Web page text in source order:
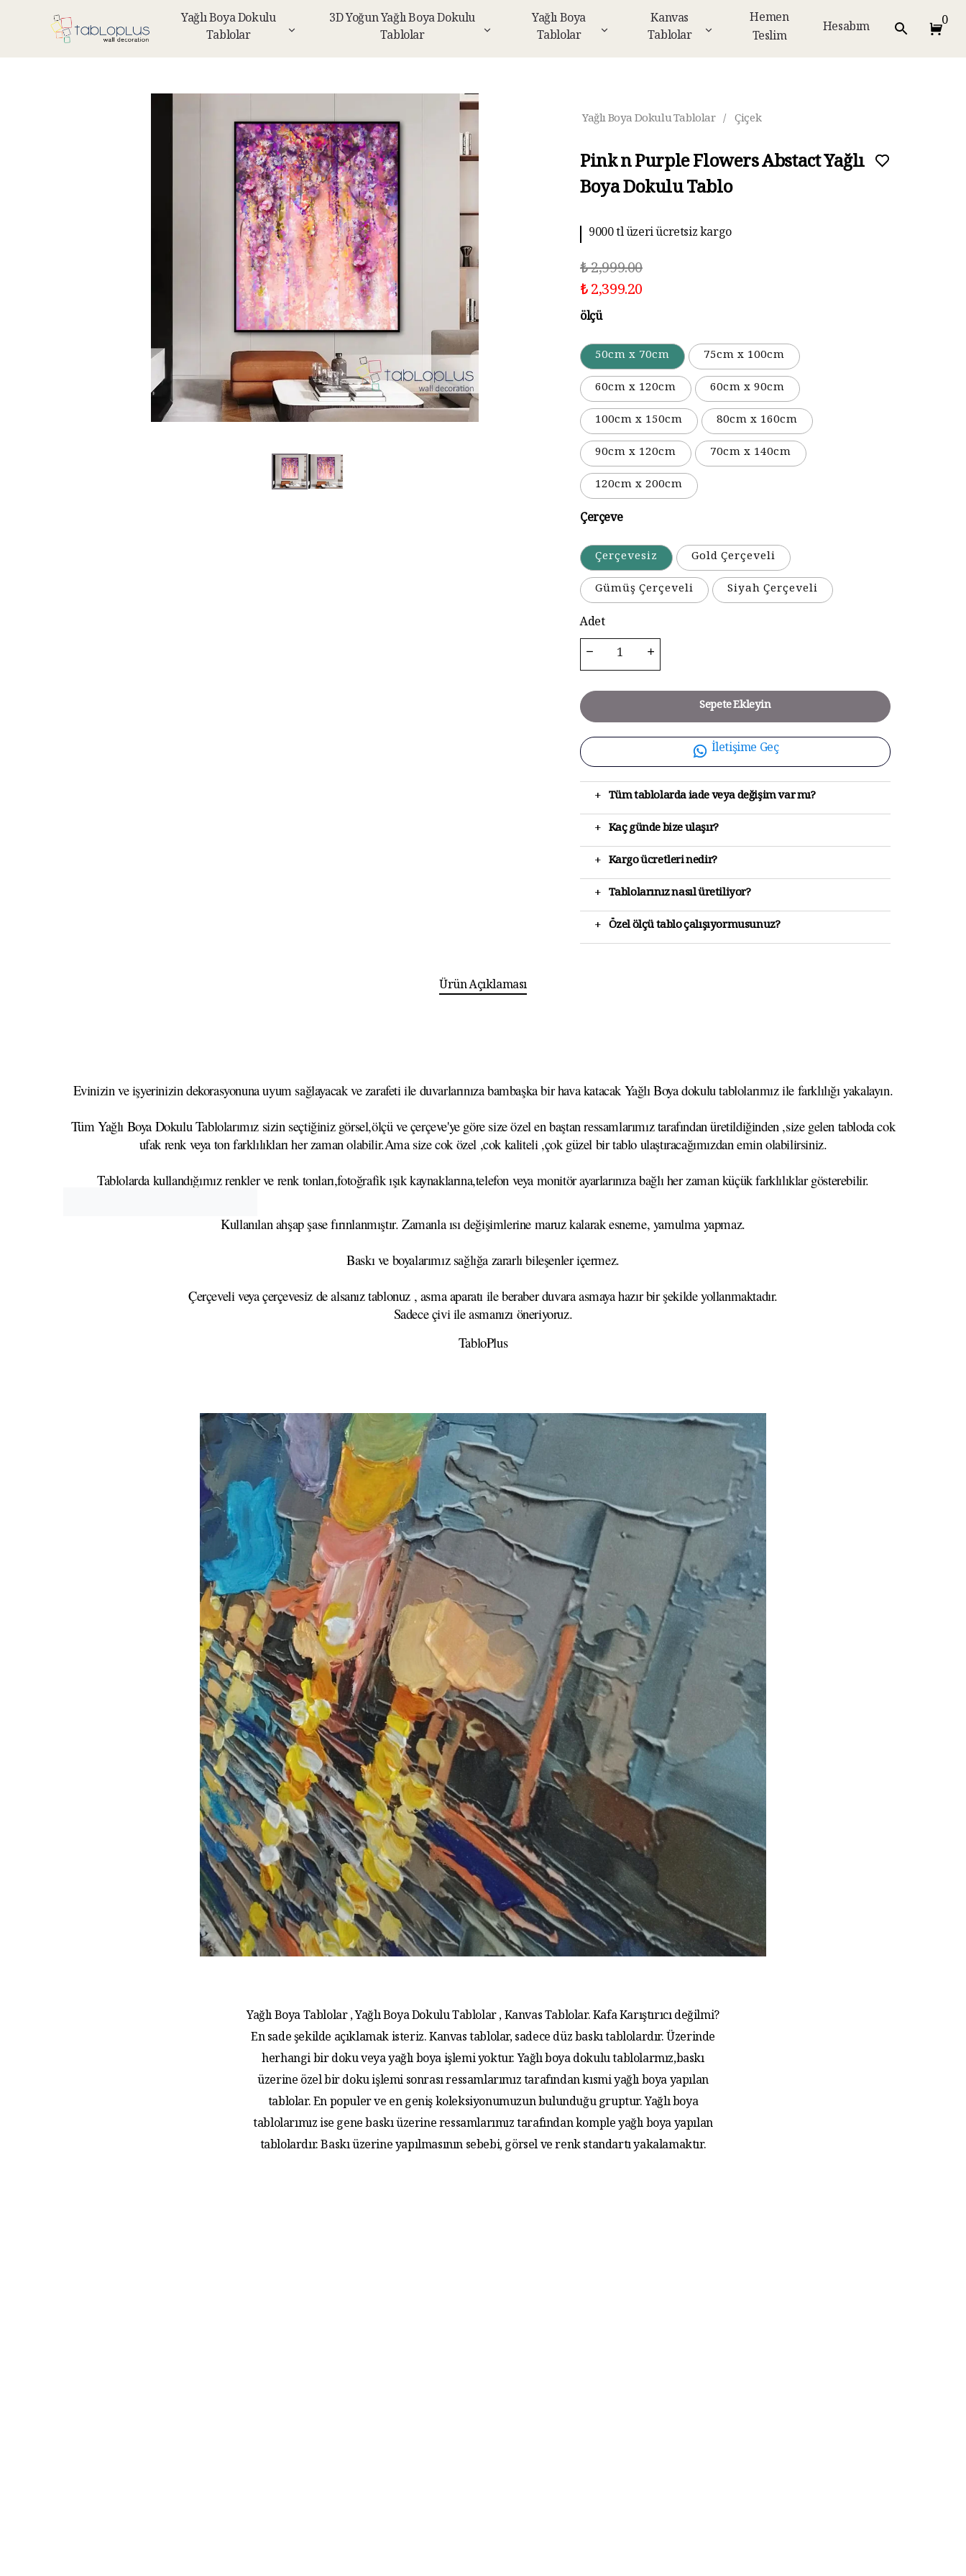
Yağlı Boya Dokulu
Tablolar
3D Yoğun Yağlı Boya Dokulu
Tablolar
Yağlı Boya
Tablolar
Kanvas
Tablolar
Hemen
Teslim
Hesabım 0
Yağlı Boya Dokulu Tablolar / Çiçek
Pink n Purple Flowers Abstact Yağlı
Boya Dokulu Tablo
9000 tl üzeri ücretsiz kargo
₺ 2,999.00
₺ 2,399.20
ölçü
50cm x 70cm
75cm x 100cm
60cm x 120cm
60cm x 90cm
100cm x 150cm
80cm x 160cm
90cm x 120cm
70cm x 140cm
120cm x 200cm
Çerçeve
Çerçevesiz
Gold Çerçeveli
Gümüş Çerçeveli
Siyah Çerçeveli
Adet
Sepete Ekleyin
İletişime Geç
+ Tüm tablolarda iade veya değişim var mı?
+ Kaç günde bize ulaşır?
+ Kargo ücretleri nedir?
+ Tablolarınız nasıl üretiliyor?
+ Özel ölçü tablo çalışıyormusunuz?
Ürün Açıklaması
Evinizin ve işyerinizin dekorasyonuna uyum sağlayacak ve zarafeti ile duvarlarınıza bambaşka bir hava katacak Yağlı Boya dokulu tablolarımız ile farklılığı yakalayın.
Tüm Yağlı Boya Dokulu Tablolarımız sizin seçtiğiniz görsel,ölçü ve çerçeve'ye göre size özel en baştan ressamlarımız tarafından üretildiğinden ,size gelen tabloda cok
ufak renk veya ton farklılıkları her zaman olabilir.Ama size cok özel ,cok kaliteli ,çok güzel bir tablo ulaştıracağımızdan emin olabilirsiniz.
Tablolarda kullandığımız renkler ve renk tonları,fotoğrafik ışık kaynaklarına,telefon veya monitör ayarlarınıza bağlı her zaman küçük farklılıklar gösterebilir.
Kullanılan ahşap şase fırınlanmıştır. Zamanla ısı değişimlerine maruz kalarak esneme, yamulma yapmaz.
Baskı ve boyalarımız sağlığa zararlı bileşenler içermez.
Çerçeveli veya çerçevesiz de alsanız tablonuz , asma aparatı ile beraber duvara asmaya hazır bir şekilde yollanmaktadır.
Sadece çivi ile asmanızı öneriyoruz.
TabloPlus
Yağlı Boya Tablolar , Yağlı Boya Dokulu Tablolar , Kanvas Tablolar. Kafa Karıştırıcı değilmi?
En sade şekilde açıklamak isteriz. Kanvas tablolar, sadece düz baskı tablolardır. Üzerinde
herhangi bir doku veya yağlı boya işlemi yoktur. Yağlı boya dokulu tablolarmız,baskı
üzerine özel bir doku işlemi sonrası ressamlarımız tarafından kısmi yağlı boya yapılan
tablolar. En populer ve en geniş koleksiyonumuzun bulunduğu gruptur. Yağlı boya
tablolarımız ise gene baskı üzerine ressamlarımız tarafından komple yağlı boya yapılan
tablolardır. Baskı üzerine yapılmasının sebebi, görsel ve renk standartı yakalamaktır.